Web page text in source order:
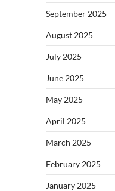
September 2025
August 2025
July 2025
June 2025
May 2025
April 2025
March 2025
February 2025
January 2025